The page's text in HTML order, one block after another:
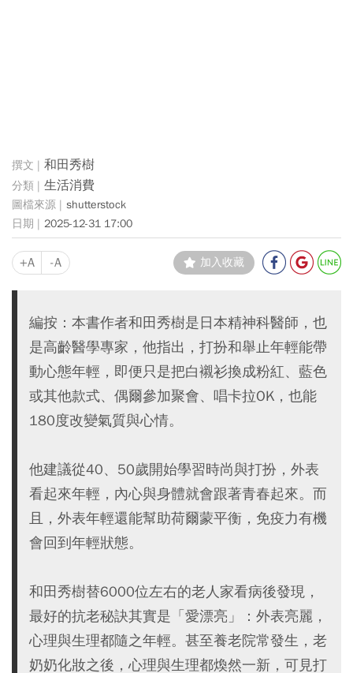
和田秀樹
生活消費
shutterstock
2025-12-31 17:00
+A -A 加入收藏
編按：本書作者和田秀樹是日本精神科醫師，也
是高齡醫學專家，他指出，打扮和舉止年輕能帶
動心態年輕，即便只是把白襯衫換成粉紅、藍色
或其他款式、偶爾參加聚會、唱卡拉OK，也能
180度改變氣質與心情。
他建議從40、50歲開始學習時尚與打扮，外表
看起來年輕，內心與身體就會跟著青春起來。而
且，外表年輕還能幫助荷爾蒙平衡，免疫力有機
會回到年輕狀態。
和田秀樹替6000位左右的老人家看病後發現，
最好的抗老秘訣其實是「愛漂亮」：外表亮麗，
心理與生理都隨之年輕。甚至養老院常發生，老
奶奶化妝之後，心理與生理都煥然一新，可見打